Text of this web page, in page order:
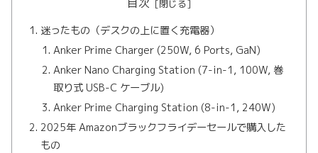
迷ったもの（デスクの上に置く充電器）
Anker Prime Charger (250W, 6 Ports, GaN)
Anker Nano Charging Station (7-in-1, 100W, 巻
取り式 USB-C ケーブル)
Anker Prime Charging Station (8-in-1, 240W)
2025年 Amazonブラックフライデーセールで購入した
もの